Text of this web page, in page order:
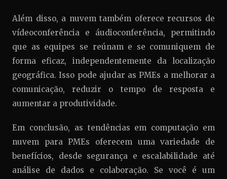
Além disso, a nuvem também oferece recursos de
vídeoconferência e áudioconferência, permitindo
que as equipes se reúnam e se comuniquem de
forma eficaz, independentemente da localização
geográfica. Isso pode ajudar as PMEs a melhorar a
comunicação, reduzir o tempo de resposta e
aumentar a produtividade.
Em conclusão, as tendências em computação em
nuvem para PMEs oferecem uma variedade de
benefícios, desde segurança e escalabilidade até
análise de dados e colaboração. Se você é um